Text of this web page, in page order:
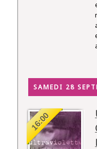
SAMEDI 28
16:00